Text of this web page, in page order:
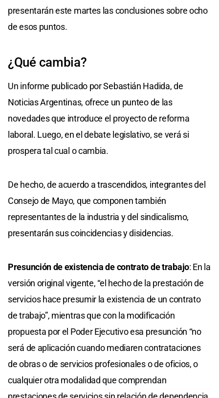
presentarán este martes las conclusiones sobre ocho
de esos puntos.
¿Qué cambia?
Un informe publicado por Sebastián Hadida, de
Noticias Argentinas, ofrece un punteo de las
novedades que introduce el proyecto de reforma
laboral. Luego, en el debate legislativo, se verá si
prospera tal cual o cambia.
De hecho, de acuerdo a trascendidos, integrantes del
Consejo de Mayo, que componen también
representantes de la industria y del sindicalismo,
presentarán sus coincidencias y disidencias.
Presunción de existencia de contrato de trabajo: En la
versión original vigente, “el hecho de la prestación de
servicios hace presumir la existencia de un contrato
de trabajo”, mientras que con la modificación
propuesta por el Poder Ejecutivo esa presunción “no
será de aplicación cuando mediaren contrataciones
de obras o de servicios profesionales o de oficios, o
cualquier otra modalidad que comprendan